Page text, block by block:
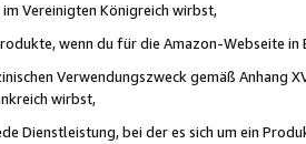
im Vereinigten Königreich wirbst,
wenn du für die Amazon-Webseite in
Verwendungszweck gemäß Anhang
wirbst,
Dienstleistung, bei der es sich um ein